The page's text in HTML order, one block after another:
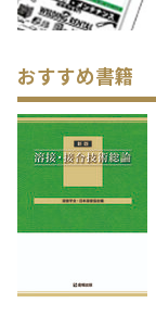
おすすめ書籍